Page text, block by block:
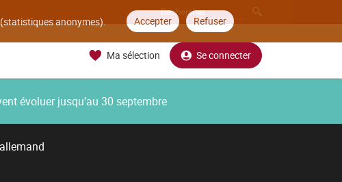
anonymes). Accepter Refuser
Ma sélection Se connecter
évoluer jusqu’au 30 septembre